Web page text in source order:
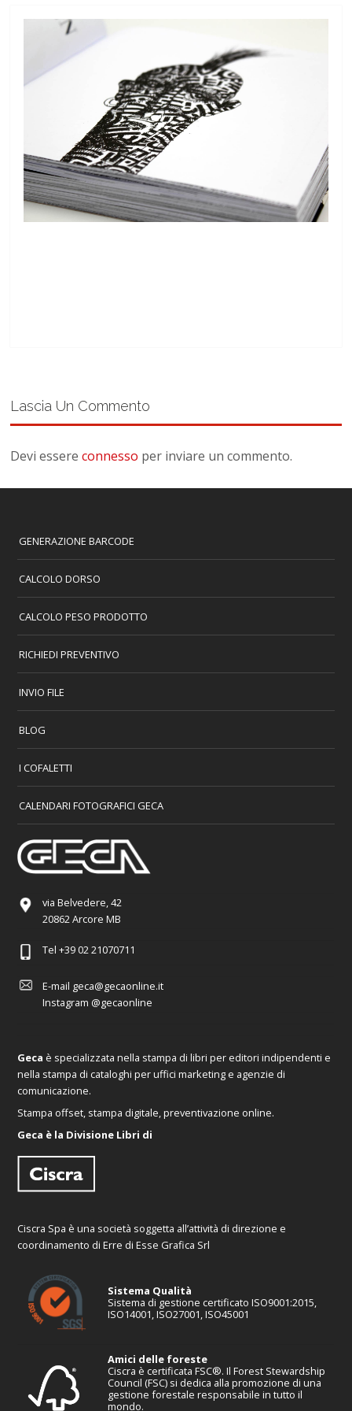
Lascia Un Commento
Devi essereconnesso per inviare un commento.
GENERAZIONE BARCODE
CALCOLO DORSO
CALCOLO PESO PRODOTTO
RICHIEDI PREVENTIVO
INVIO FILE
BLOG
I COFALETTI
CALENDARI FOTOGRAFICI GECA
via Belvedere, 42
20862 Arcore MB
Tel +39 02 21070711
E-mail geca@gecaonline.it
Instagram @gecaonline
Geca è specializzata nella stampa di libri per editori indipendenti e
nella stampa di cataloghi per uffici marketing e agenzie di
comunicazione.
Stampa offset, stampa digitale, preventivazione online.
Geca è la Divisione Libri di
Ciscra Spa è una società soggetta all’attività di direzione e
coordinamento di Erre di Esse Grafica Srl
Sistema Qualità
Sistema di gestione certificato ISO9001:2015,
ISO14001, ISO27001, ISO45001
Amici delle foreste
Ciscra è certificata FSC®. Il Forest Stewardship
Council (FSC) si dedica alla promozione di una
gestione forestale responsabile in tutto il
mondo.